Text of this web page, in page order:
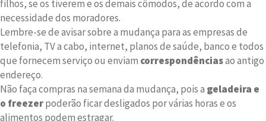
filhos, se os tiverem e os demais cômodos, de acordo com a
necessidade dos moradores.
Lembre-se de avisar sobre a mudança para as empresas de
telefonia, TV a cabo, internet, planos de saúde, banco e todos
que fornecem serviço ou enviam correspondênciasao antigo
endereço.
Não faça compras na semana da mudança, pois a geladeira e
o freezerpoderão ficar desligados por várias horas e os
alimentos podem estragar.